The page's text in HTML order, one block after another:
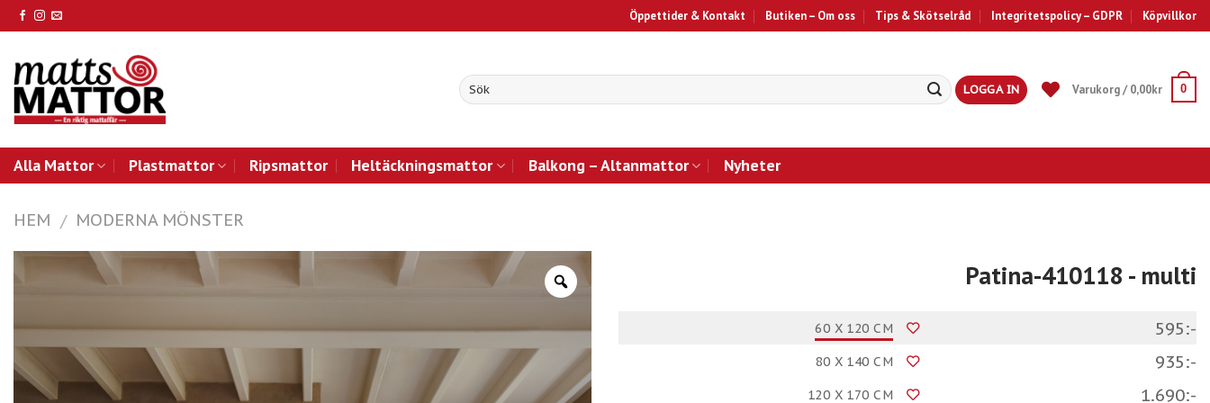
Skip
to
Öppettider & Kontakt Butiken – Om oss Tips & Skötselråd Integritetspolicy – GDPR Köpvillkor
LOGGA IN Varukorg /0,00kr 0
Alla Mattor Plastmattor Ripsmattor Heltäckningsmattor Balkong – Altanmattor Nyheter
HEM / MODERNA MÖNSTER
Patina-410118 - multi
60 X 120 CM 595:-
80 X 140 CM 935:-
120 X 170 CM 1.690:-